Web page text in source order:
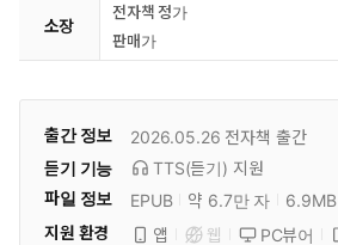
소장
전자책 정가
판매가
출간 정보 2026.05.26 전자책 출간
듣기 기능
TTS(듣기) 지원
파일 정보
EPUB 약 6.7만 자
6.9MB
지원 환경
앱 웹 PC뷰어